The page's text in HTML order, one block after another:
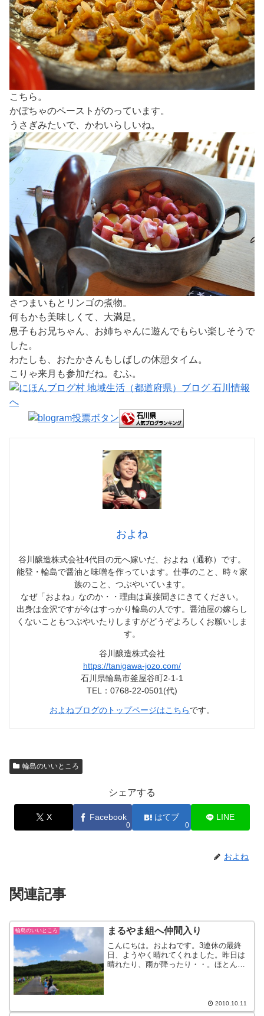
こちら。
かぼちゃのペーストがのっています。
うさぎみたいで、かわいらしいね。
さつまいもとリンゴの煮物。
何もかも美味しくて、大満足。
息子もお兄ちゃん、お姉ちゃんに遊んでもらい楽しそうで
した。
わたしも、おたかさんもしばしの休憩タイム。
こりゃ来月も参加だね。むふ。
およね
谷川醸造株式会社4代目の元へ嫁いだ、およね（通称）です。
能登・輪島で醤油と味噌を作っています。仕事のこと、時々家
族のこと、つぶやいています。
なぜ「およね」なのか・・理由は直接聞きにきてください。
出身は金沢ですが今はすっかり輪島の人です。醤油屋の嫁らし
くないこともつぶやいたりしますがどうぞよろしくお願いしま
す。
谷川醸造株式会社
https://tanigawa-jozo.com/
石川県輪島市釜屋谷町2-1-1
TEL：0768-22-0501(代)
およねブログのトップページはこちらです。
輪島のいいところ
シェアする
X Facebook
0
はてブ
0
LINE
およね
関連記事
輪島のいいところ まるやま組へ仲間入り
こんにちは。およねです。3連休の最終
日、ようやく晴れてくれました。昨日は
晴れたり、雨が降ったり・・。ほとんど
2010.10.11